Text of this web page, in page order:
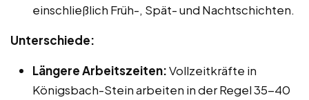
einschließlich Früh-, Spät- und Nachtschichten.
Unterschiede:
Längere Arbeitszeiten:Vollzeitkräfte in
Königsbach-Stein arbeiten in der Regel 35-40